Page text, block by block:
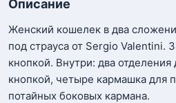
Описание
Женский кошелек в два
под страуса от Sergio Valentini.
кнопкой. Внутри: два
кнопкой, четыре кармашка для
потайных боковых кармана.